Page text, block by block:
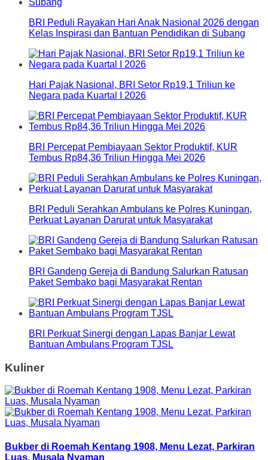
BRI Peduli Rayakan Hari Anak Nasional 2026 dengan
Kelas Inspirasi dan Bantuan Pendidikan di Subang
Hari Pajak Nasional, BRI Setor Rp19,1 Triliun ke
Negara pada Kuartal I 2026
BRI Percepat Pembiayaan Sektor Produktif, KUR
Tembus Rp84,36 Triliun Hingga Mei 2026
BRI Peduli Serahkan Ambulans ke Polres Kuningan,
Perkuat Layanan Darurat untuk Masyarakat
BRI Gandeng Gereja di Bandung Salurkan Ratusan
Paket Sembako bagi Masyarakat Rentan
BRI Perkuat Sinergi dengan Lapas Banjar Lewat
Bantuan Ambulans Program TJSL
Kuliner
Bukber di Roemah Kentang 1908, Menu Lezat, Parkiran
Luas, Musala Nyaman